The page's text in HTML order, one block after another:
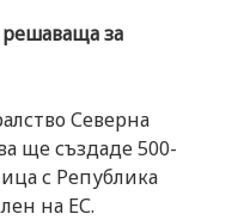
за
Северна
ще създаде 500-
с Република
на ЕС.